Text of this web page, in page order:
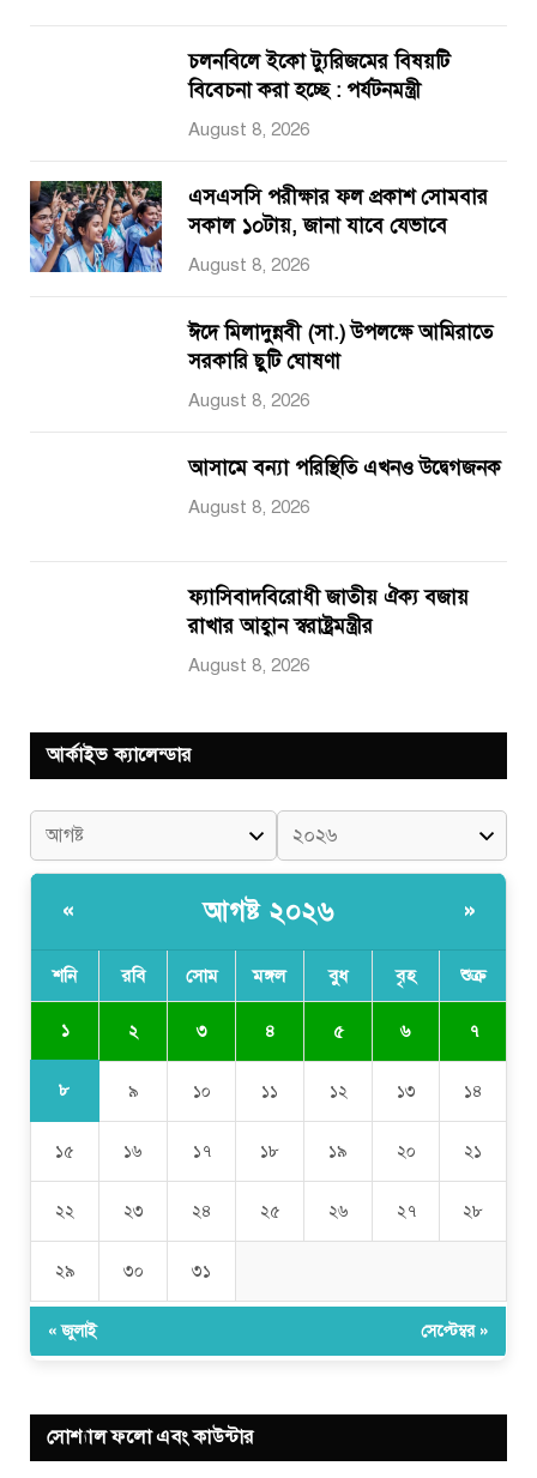
চলনবিলে ইকো ট্যুরিজমের বিষয়টি
বিবেচনা করা হচ্ছে : পর্যটনমন্ত্রী
August 8, 2026
এসএসসি পরীক্ষার ফল প্রকাশ সোমবার
সকাল ১০টায়, জানা যাবে যেভাবে
August 8, 2026
ঈদে মিলাদুন্নবী (সা.) উপলক্ষে আমিরাতে
সরকারি ছুটি ঘোষণা
August 8, 2026
আসামে বন্যা পরিস্থিতি এখনও উদ্বেগজনক
August 8, 2026
ফ্যাসিবাদবিরোধী জাতীয় ঐক্য বজায়
রাখার আহ্বান স্বরাষ্ট্রমন্ত্রীর
August 8, 2026
আর্কাইভ ক্যালেন্ডার
« আগষ্ট ২০২৬ »
শনি রবি সোম মঙ্গল বুধ বৃহ শুক্র
১ ২ ৩ ৪ ৫ ৬ ৭
৮ ৯ ১০ ১১ ১২ ১৩ ১৪
১৫ ১৬ ১৭ ১৮ ১৯ ২০ ২১
২২ ২৩ ২৪ ২৫ ২৬ ২৭ ২৮
২৯ ৩০ ৩১
« জুলাই সেপ্টেম্বর »
সোশ্যাল ফলো এবং কাউন্টার